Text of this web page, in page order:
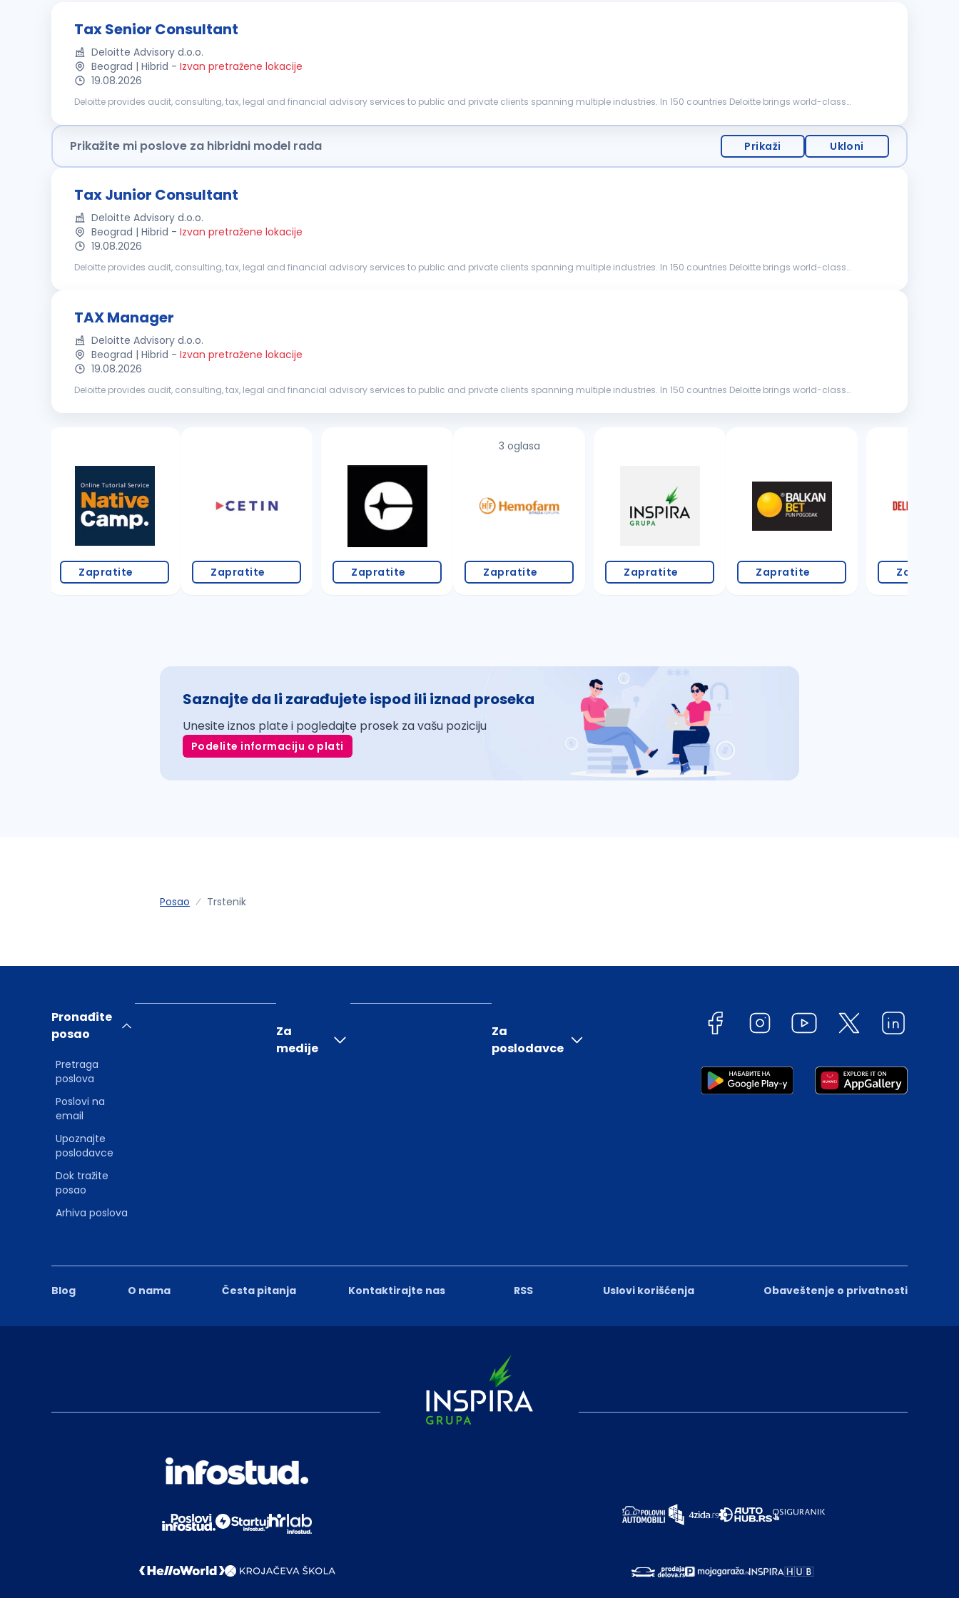
Tax Senior Consultant
Deloitte Advisory d.o.o.
Beograd | Hibrid - Izvan pretražene lokacije
19.08.2026
Deloitte provides audit, consulting, tax, legal and financial advisory services to public and private clients spanning multiple industries. In 150 countries Deloitte brings world-class
Prikažite mi poslove za hibridni model rada Prikaži Ukloni
Tax Junior Consultant
Deloitte Advisory d.o.o.
Beograd | Hibrid - Izvan pretražene lokacije
19.08.2026
Deloitte provides audit, consulting, tax, legal and financial advisory services to public and private clients spanning multiple industries. In 150 countries Deloitte brings world-class
TAX Manager
Deloitte Advisory d.o.o.
Beograd | Hibrid - Izvan pretražene lokacije
19.08.2026
Deloitte provides audit, consulting, tax, legal and financial advisory services to public and private clients spanning multiple industries. In 150 countries Deloitte brings world-class
Zapratite Zapratite Zapratite
3 oglasa
Zapratite Zapratite Zapratite Zapratite
Saznajte da li zarađujete ispod ili iznad proseka
Unesite iznos plate i pogledajte prosek za vašu poziciju
Podelite informaciju o plati
Posao Trstenik
Blog O nama Česta pitanja Kontaktirajte nas RSS Uslovi korišćenja Obaveštenje o privatnosti
Pronađite
posao
Pretraga
poslova
Poslovi na
email
Upoznajte
poslodavce
Dok tražite
posao
Arhiva poslova
Za
medije
Za
poslodavce